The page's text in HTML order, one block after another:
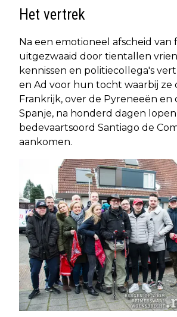
Het vertrek
Na een emotioneel afscheid van
uitgezwaaid door tientallen
kennissen en politiecollega's
en Ad voor hun tocht waarbij ze
Frankrijk, over de Pyreneeën en
Spanje, na honderd dagen
bedevaartsoord Santiago de
aankomen.